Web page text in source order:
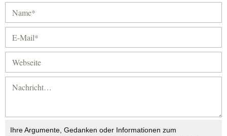
Ihre Argumente, Gedanken oder Informationen zum